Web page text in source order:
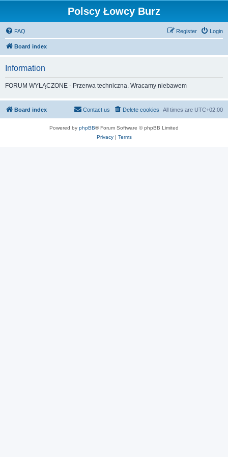
Polscy Łowcy Burz
FAQ Login
Register
Board index
Information
FORUM WYŁĄCZONE - Przerwa techniczna. Wracamy niebawem
Board index All times are UTC+02:00
Delete cookies
Contact us
Powered by phpBB® Forum Software © phpBB Limited
Privacy| Terms